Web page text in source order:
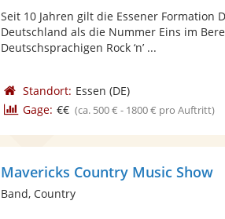
Seit 10 Jahren gilt die Essener Formation
Deutschland als die Nummer Eins im
Deutschsprachigen Rock ‘n’ ...
Standort: Essen (DE)
Gage: €€ (ca. 500 € - 1800 € pro Auftritt)
Mavericks Country Music Show
Band, Country